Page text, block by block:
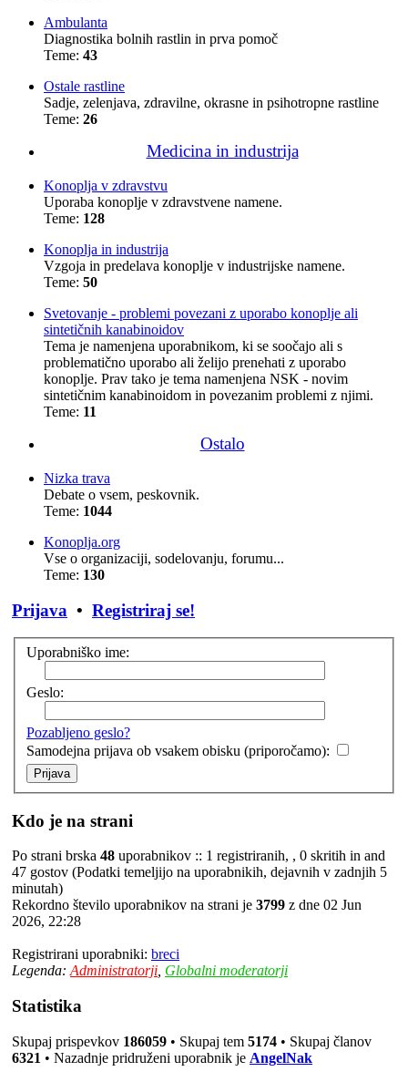
Ambulanta
Diagnostika bolnih rastlin in prva pomoč
Teme: 43
Ostale rastline
Sadje, zelenjava, zdravilne, okrasne in psihotropne rastline
Teme: 26
Medicina in industrija
Konoplja v zdravstvu
Uporaba konoplje v zdravstvene namene.
Teme: 128
Konoplja in industrija
Vzgoja in predelava konoplje v industrijske namene.
Teme: 50
Svetovanje - problemi povezani z uporabo konoplje ali
sintetičnih kanabinoidov
Tema je namenjena uporabnikom, ki se soočajo ali s
problematično uporabo ali želijo prenehati z uporabo
konoplje. Prav tako je tema namenjena NSK - novim
sintetičnim kanabinoidom in povezanim problemi z njimi.
Teme: 11
Ostalo
Nizka trava
Debate o vsem, peskovnik.
Teme: 1044
Konoplja.org
Vse o organizaciji, sodelovanju, forumu...
Teme: 130
Prijava • Registriraj se!
Uporabniško ime:
Geslo:
Pozabljeno geslo?
Samodejna prijava ob vsakem obisku (priporočamo):
Kdo je na strani
Po strani brska 48 uporabnikov :: 1 registriranih, , 0 skritih in and
47 gostov (Podatki temeljijo na uporabnikih, dejavnih v zadnjih 5
minutah)
Rekordno število uporabnikov na strani je 3799 z dne 02 Jun
2026, 22:28
Registrirani uporabniki: breci
Legenda:Administratorji, Globalni moderatorji
Statistika
Skupaj prispevkov 186059 • Skupaj tem 5174 • Skupaj članov
6321 • Nazadnje pridruženi uporabnik je AngelNak